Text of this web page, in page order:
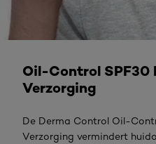
Oil-Control SPF30
Verzorging
De Derma Control Oil-
Verzorging vermindert